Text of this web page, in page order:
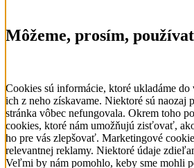
Môžeme, prosím,
Cookies sú informácie, ktoré ukladáme do
ich z neho získavame. Niektoré sú naozaj
stránka vôbec nefungovala. Okrem toho
cookies, ktoré nám umožňujú zisťovať,
ho pre vás zlepšovať. Marketingové
relevantnej reklamy. Niektoré údaje
Veľmi by nám pomohlo, keby sme mohli